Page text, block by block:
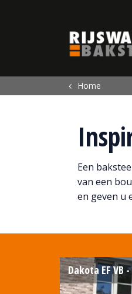
Home
Een
van een
en geven u
Dakota EF VB